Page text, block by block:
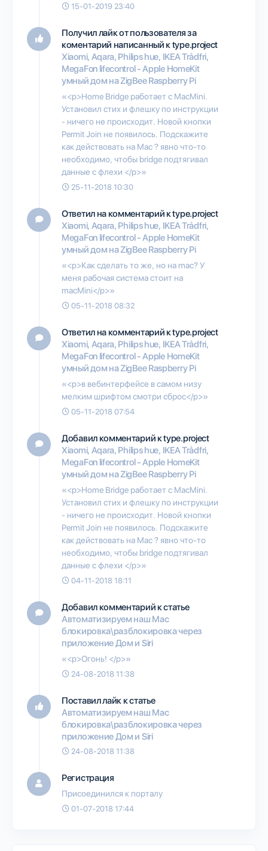
15-01-2019 23:40
Получил лайк от пользователяза
коментарий написанный к type.project
Xiaomi, Aqara, Philips hue, IKEA Trådfri,
MegaFon lifecontrol - Apple HomeKit
умный дом на ZigBee Raspberry Pi
«<p>Home Bridge работает с MacMini.
Установил стих и флешку по инструкции
- ничего не происходит. Новой кнопки
Permit Join не появилось. Подскажите
как действовать на Mac ? явно что-то
необходимо, чтобы bridge подтягивал
данные с флехи </p>»
25-11-2018 10:30
Ответил на комментарий к type.project
Xiaomi, Aqara, Philips hue, IKEA Trådfri,
MegaFon lifecontrol - Apple HomeKit
умный дом на ZigBee Raspberry Pi
«<p>Как сделать то же, но на mac? У
меня рабочая система стоит на
macMini</p>»
05-11-2018 08:32
Ответил на комментарий к type.project
Xiaomi, Aqara, Philips hue, IKEA Trådfri,
MegaFon lifecontrol - Apple HomeKit
умный дом на ZigBee Raspberry Pi
«<p>в вебинтерфейсе в самом низу
мелким шрифтом смотри сброс</p>»
05-11-2018 07:54
Добавил комментарий к type.project
Xiaomi, Aqara, Philips hue, IKEA Trådfri,
MegaFon lifecontrol - Apple HomeKit
умный дом на ZigBee Raspberry Pi
«<p>Home Bridge работает с MacMini.
Установил стих и флешку по инструкции
- ничего не происходит. Новой кнопки
Permit Join не появилось. Подскажите
как действовать на Mac ? явно что-то
необходимо, чтобы bridge подтягивал
данные с флехи </p>»
04-11-2018 18:11
Добавил комментарий к статье
Автоматизируем наш Mac
блокировка\разблокировка через
приложение Дом и Siri
«<p>Огонь! </p>»
24-08-2018 11:38
Поставил лайк к статье
Автоматизируем наш Mac
блокировка\разблокировка через
приложение Дом и Siri
24-08-2018 11:38
Регистрация
Присоединился к порталу
01-07-2018 17:44